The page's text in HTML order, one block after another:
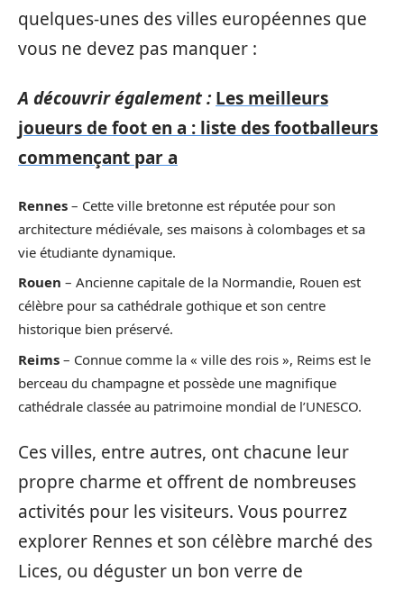
quelques-unes des villes européennes que
vous ne devez pas manquer :
A découvrir également : Les meilleurs
joueurs de foot en a : liste des footballeurs
commençant par a
Rennes – Cette ville bretonne est réputée pour son
architecture médiévale, ses maisons à colombages et sa
vie étudiante dynamique.
Rouen – Ancienne capitale de la Normandie, Rouen est
célèbre pour sa cathédrale gothique et son centre
historique bien préservé.
Reims – Connue comme la « ville des rois », Reims est le
berceau du champagne et possède une magnifique
cathédrale classée au patrimoine mondial de l’UNESCO.
Ces villes, entre autres, ont chacune leur
propre charme et offrent de nombreuses
activités pour les visiteurs. Vous pourrez
explorer Rennes et son célèbre marché des
Lices, ou déguster un bon verre de